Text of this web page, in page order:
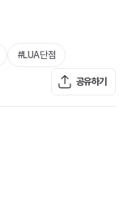
#LUA단점
공유하기